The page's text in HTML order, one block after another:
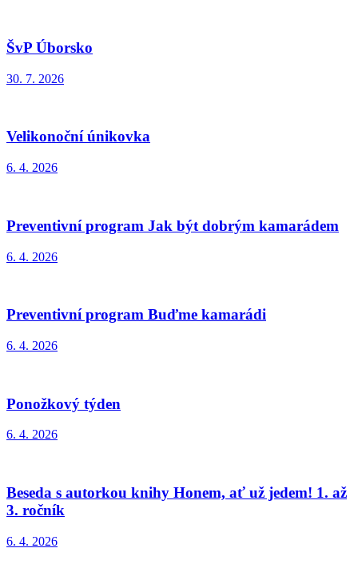
ŠvP Úborsko
30. 7. 2026
Velikonoční únikovka
6. 4. 2026
Preventivní program Jak být dobrým kamarádem
6. 4. 2026
Preventivní program Buďme kamarádi
6. 4. 2026
Ponožkový týden
6. 4. 2026
Beseda s autorkou knihy Honem, ať už jedem! 1. až
3. ročník
6. 4. 2026